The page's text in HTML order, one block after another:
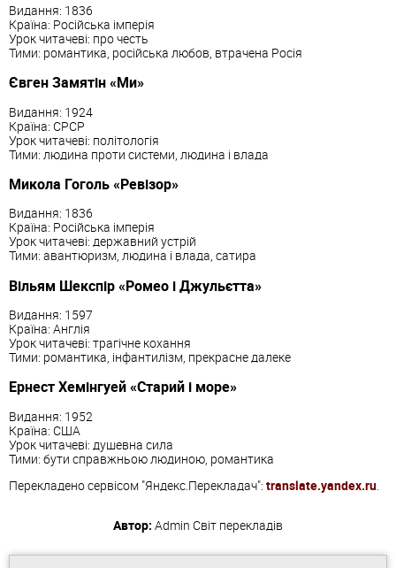
Видання: 1836
Країна: Російська імперія
Урок читачеві: про честь
Тими: романтика, російська любов, втрачена Росія
Євген Замятін «Ми»
Видання: 1924
Країна: СРСР
Урок читачеві: політологія
Тими: людина проти системи, людина і влада
Микола Гоголь «Ревізор»
Видання: 1836
Країна: Російська імперія
Урок читачеві: державний устрій
Тими: авантюризм, людина і влада, сатира
Вільям Шекспір ​​«Ромео і Джульєтта»
Видання: 1597
Країна: Англія
Урок читачеві: трагічне кохання
Тими: романтика, інфантилізм, прекрасне далеке
Ернест Хемінгуей «Старий і море»
Видання: 1952
Країна: США
Урок читачеві: душевна сила
Тими: бути справжньою людиною, романтика
Перекладено сервісом "Яндекс.Перекладач": translate.yandex.ru.
Автор: Admin Світ перекладів